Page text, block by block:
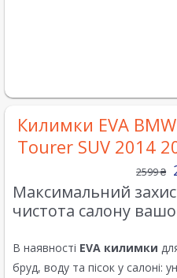
Килимки EVA
Tourer SUV 2014
2599₴
Максимальний
чистота салону
В наявності EVA килимки
бруд, воду та пісок у салоні: